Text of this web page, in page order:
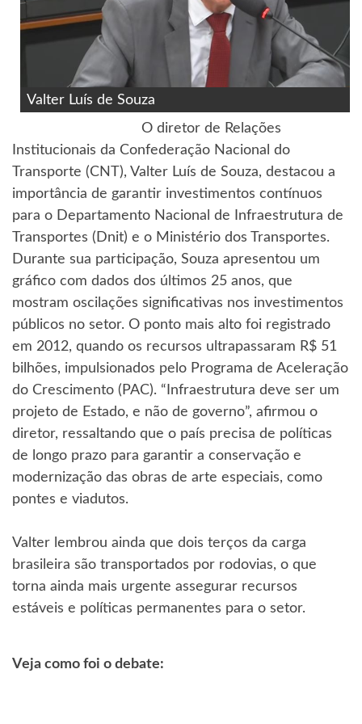
Valter Luís de Souza
O diretor de Relações
Institucionais da Confederação Nacional do
Transporte (CNT), Valter Luís de Souza, destacou a
importância de garantir investimentos contínuos
para o Departamento Nacional de Infraestrutura de
Transportes (Dnit) e o Ministério dos Transportes.
Durante sua participação, Souza apresentou um
gráfico com dados dos últimos 25 anos, que
mostram oscilações significativas nos investimentos
públicos no setor. O ponto mais alto foi registrado
em 2012, quando os recursos ultrapassaram R$ 51
bilhões, impulsionados pelo Programa de Aceleração
do Crescimento (PAC). “Infraestrutura deve ser um
projeto de Estado, e não de governo”, afirmou o
diretor, ressaltando que o país precisa de políticas
de longo prazo para garantir a conservação e
modernização das obras de arte especiais, como
pontes e viadutos.
Valter lembrou ainda que dois terços da carga
brasileira são transportados por rodovias, o que
torna ainda mais urgente assegurar recursos
estáveis e políticas permanentes para o setor.
Veja como foi o debate: